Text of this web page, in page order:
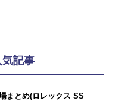
気記事
まとめ(ロレックス SS